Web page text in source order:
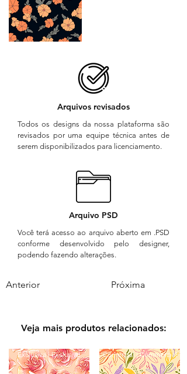
Arquivos revisados
Todos os designs da nossa plataforma são
revisados por uma equipe técnica antes de
serem disponibilizados para licenciamento.
Arquivo PSD
Você terá acesso ao arquivo aberto em .PSD
conforme desenvolvido pelo designer,
podendo fazendo alterações.
Anterior Próxima
Veja mais produtos relacionados:
Exclusiva | Exclusive Comercial | Commercial